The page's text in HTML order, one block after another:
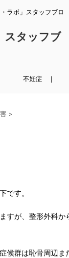
ラボ」スタッフブロ
タッフブ
不妊症 ｜
>
です。
すが、整形外科
候群は恥骨周辺ま